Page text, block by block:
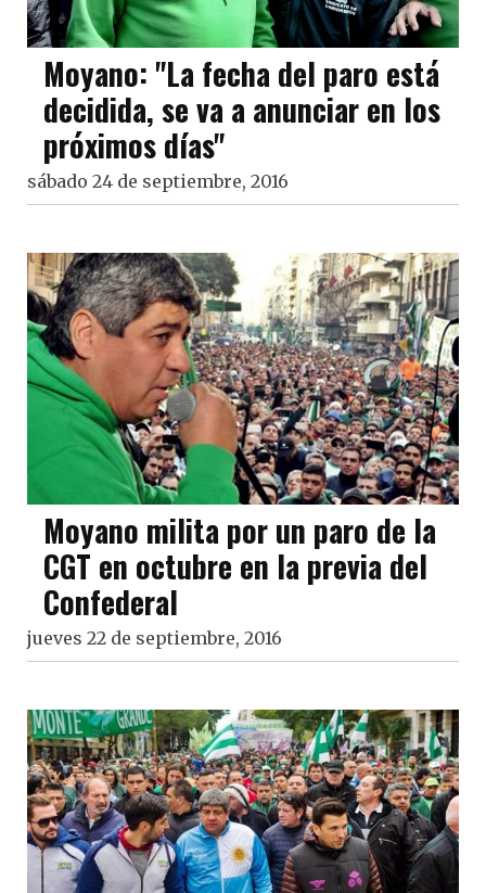
Moyano: "La fecha del paro está
decidida, se va a anunciar en los
próximos días"
sábado 24 de septiembre, 2016
Moyano milita por un paro de la
CGT en octubre en la previa del
Confederal
jueves 22 de septiembre, 2016